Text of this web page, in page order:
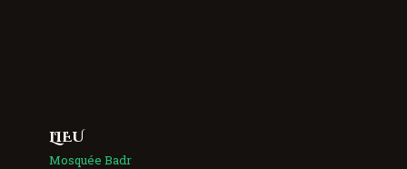
LIEU
Mosquée Badr